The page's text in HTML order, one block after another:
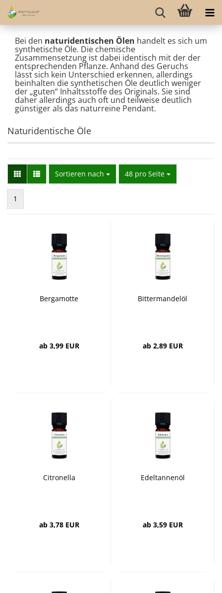
Bei den naturidentischen Ölen handelt es sich um
synthetische Öle. Die chemische
Zusammensetzung ist dabei identisch mit der der
entsprechenden Pflanze. Anhand des Geruchs
lässt sich kein Unterschied erkennen, allerdings
beinhalten die synthetischen Öle deutlich weniger
der „guten“ Inhaltsstoffe des Originals. Sie sind
daher allerdings auch oft und teilweise deutlich
günstiger als das naturreine Pendant.
Naturidentische Öle
Sortieren nach
Sortieren nach 48 pro Seite
pro Seite
1
Bergamotte
ab 3,99 EUR
Bittermandelöl
ab 2,89 EUR
Citronella
ab 3,78 EUR
Edeltannenöl
ab 3,59 EUR